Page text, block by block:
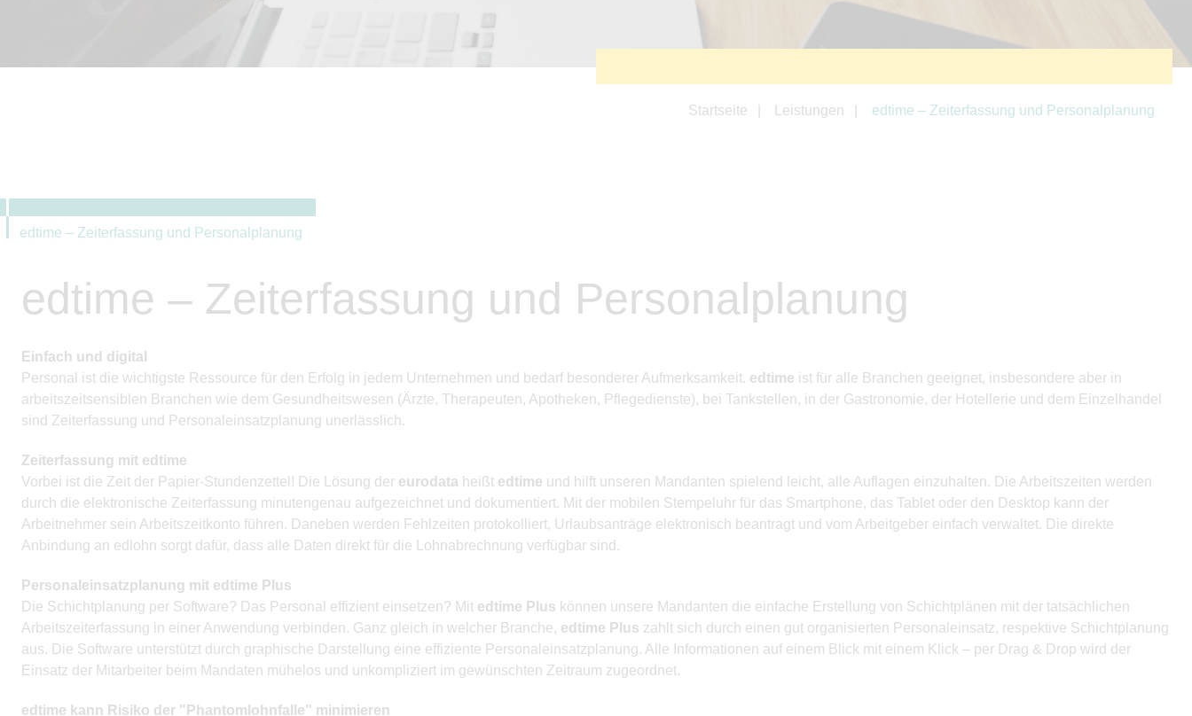
Startseite Leistungen edtime – Zeiterfassung und Personalplanung
edtime – Zeiterfassung und Personalplanung
edtime – Zeiterfassung und Personalplanung
Einfach und digital
Personal ist die wichtigste Ressource für den Erfolg in jedem Unternehmen und bedarf besonderer Aufmerksamkeit. edtime ist für alle Branchen geeignet, insbesondere aber in
arbeitszeitsensiblen Branchen wie dem Gesundheitswesen (Ärzte, Therapeuten, Apotheken, Pflegedienste), bei Tankstellen, in der Gastronomie, der Hotellerie und dem Einzelhandel
sind Zeiterfassung und Personaleinsatzplanung unerlässlich.
Zeiterfassung mit edtime
Vorbei ist die Zeit der Papier-Stundenzettel! Die Lösung der eurodata heißt edtime und hilft unseren Mandanten spielend leicht, alle Auflagen einzuhalten. Die Arbeitszeiten werden
durch die elektronische Zeiterfassung minutengenau aufgezeichnet und dokumentiert. Mit der mobilen Stempeluhr für das Smartphone, das Tablet oder den Desktop kann der
Arbeitnehmer sein Arbeitszeitkonto führen. Daneben werden Fehlzeiten protokolliert, Urlaubsanträge elektronisch beantragt und vom Arbeitgeber einfach verwaltet. Die direkte
Anbindung an edlohn sorgt dafür, dass alle Daten direkt für die Lohnabrechnung verfügbar sind.
Personaleinsatzplanung mit edtime Plus
Die Schichtplanung per Software? Das Personal effizient einsetzen? Mit edtime Plus können unsere Mandanten die einfache Erstellung von Schichtplänen mit der tatsächlichen
Arbeitszeiterfassung in einer Anwendung verbinden. Ganz gleich in welcher Branche, edtime Plus zahlt sich durch einen gut organisierten Personaleinsatz, respektive Schichtplanung
aus. Die Software unterstützt durch graphische Darstellung eine effiziente Personaleinsatzplanung. Alle Informationen auf einem Blick mit einem Klick – per Drag & Drop wird der
Einsatz der Mitarbeiter beim Mandaten mühelos und unkompliziert im gewünschten Zeitraum zugeordnet.
edtime kann Risiko der "Phantomlohnfalle" minimieren
unseres Angebotes einschließlich der Verknüpfung zu